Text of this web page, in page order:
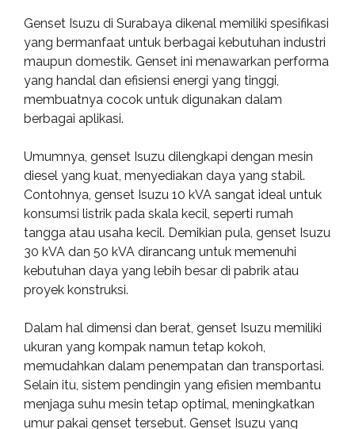
Genset Isuzu di Surabaya dikenal memiliki spesifikasi
yang bermanfaat untuk berbagai kebutuhan industri
maupun domestik. Genset ini menawarkan performa
yang handal dan efisiensi energi yang tinggi,
membuatnya cocok untuk digunakan dalam
berbagai aplikasi.
Umumnya, genset Isuzu dilengkapi dengan mesin
diesel yang kuat, menyediakan daya yang stabil.
Contohnya, genset Isuzu 10 kVA sangat ideal untuk
konsumsi listrik pada skala kecil, seperti rumah
tangga atau usaha kecil. Demikian pula, genset Isuzu
30 kVA dan 50 kVA dirancang untuk memenuhi
kebutuhan daya yang lebih besar di pabrik atau
proyek konstruksi.
Dalam hal dimensi dan berat, genset Isuzu memiliki
ukuran yang kompak namun tetap kokoh,
memudahkan dalam penempatan dan transportasi.
Selain itu, sistem pendingin yang efisien membantu
menjaga suhu mesin tetap optimal, meningkatkan
umur pakai genset tersebut. Genset Isuzu yang